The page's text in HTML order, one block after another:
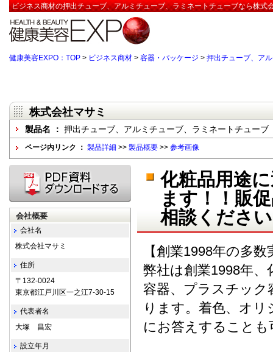
ビジネス商材の押出チューブ、アルミチューブ、ラミネートチューブなら株式
健康美容EXPO：TOP > ビジネス商材 > 容器・パッケージ > 押出チューブ、ア
株式会社マサミ
製品名 ： 押出チューブ、アルミチューブ、ラミネートチューブ
ページ内リンク ： 製品詳細 >> 製品概要 >> 参考画像
化粧品用途
ます！！販
相談くださ
【創業1998年の多数
弊社は創業1998年
容器、プラスチック
ります。着色、オ
にお答えすることも
会社概要
会社名
株式会社マサミ
住所
〒132-0024
東京都江戸川区一之江7-30-15
代表者名
大塚 昌宏
設立年月